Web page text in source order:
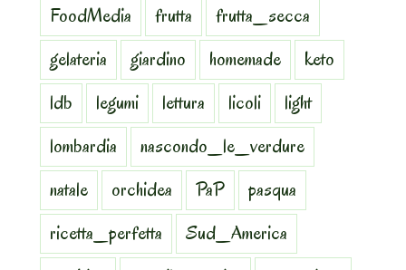
FoodMedia
frutta
frutta_secca
gelateria
giardino homemade
keto
ldb
legumi lettura licoli
light
lombardia
nascondo_le_verdure
natale
orchidea PaP
pasqua
ricetta_perfetta
Sud_America